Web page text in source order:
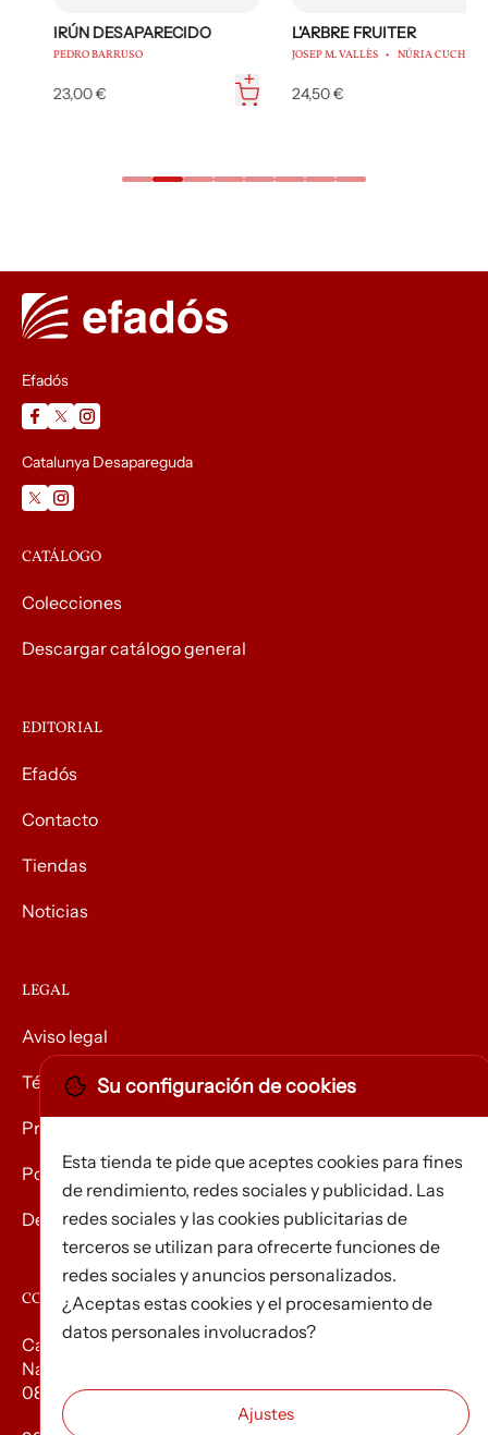
IRÚN DESAPARECIDO
PEDRO BARRUSO
23,00 €
L'ARBRE FRUITER
JOSEP M. VALLÈS NÚRIA CUCH
24,50 €
Efadós
Catalunya Desapareguda
CATÁLOGO
Colecciones
Descargar catálogo general
EDITORIAL
Efadós
Contacto
Tiendas
Noticias
LEGAL
Aviso legal
Términos y condiciones
Privacidad
Política de Cookies
Devolución de mercancías
CONTACTO
Carrer d’Edison, 3
Nau A. Polígon industrial Les Torrenteres
08754 El Papiol
Su configuración de cookies
Esta tienda te pide que aceptes cookies para fines
de rendimiento, redes sociales y publicidad. Las
redes sociales y las cookies publicitarias de
terceros se utilizan para ofrecerte funciones de
redes sociales y anuncios personalizados.
¿Aceptas estas cookies y el procesamiento de
datos personales involucrados?